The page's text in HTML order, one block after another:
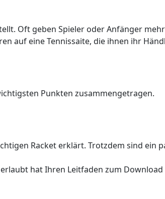
Oft geben Spieler oder Anfänger
auf eine Tennissaite, die ihnen ihr
Punkten zusammengetragen.
Racket erklärt. Trotzdem sind ein
hat Ihren Leitfaden zum